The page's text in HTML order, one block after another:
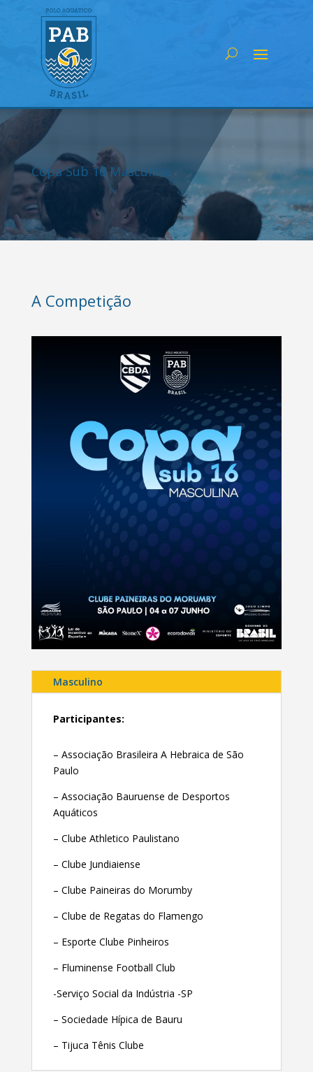
Copa Sub 16 Masculina
A Competição
Masculino
Participantes:
– Associação Brasileira A Hebraica de São
Paulo
– Associação Bauruense de Desportos
Aquáticos
– Clube Athletico Paulistano
– Clube Jundiaiense
– Clube Paineiras do Morumby
– Clube de Regatas do Flamengo
– Esporte Clube Pinheiros
– Fluminense Football Club
-Serviço Social da Indústria -SP
– Sociedade Hípica de Bauru
– Tijuca Tênis Clube